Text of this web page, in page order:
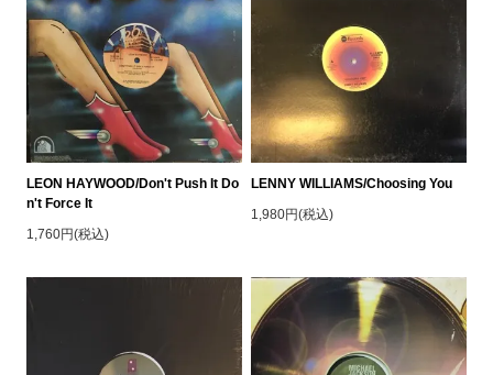
LEON HAYWOOD/Don't Push It Do
n't Force It
1,760円(税込)
LENNY WILLIAMS/Choosing You
1,980円(税込)